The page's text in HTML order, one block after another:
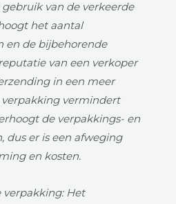
van de verkeerde
het aantal
en de bijbehorende
van een verkoper
in een meer
vermindert
de verpakkings- en
dus er is een afweging
en kosten.
Het